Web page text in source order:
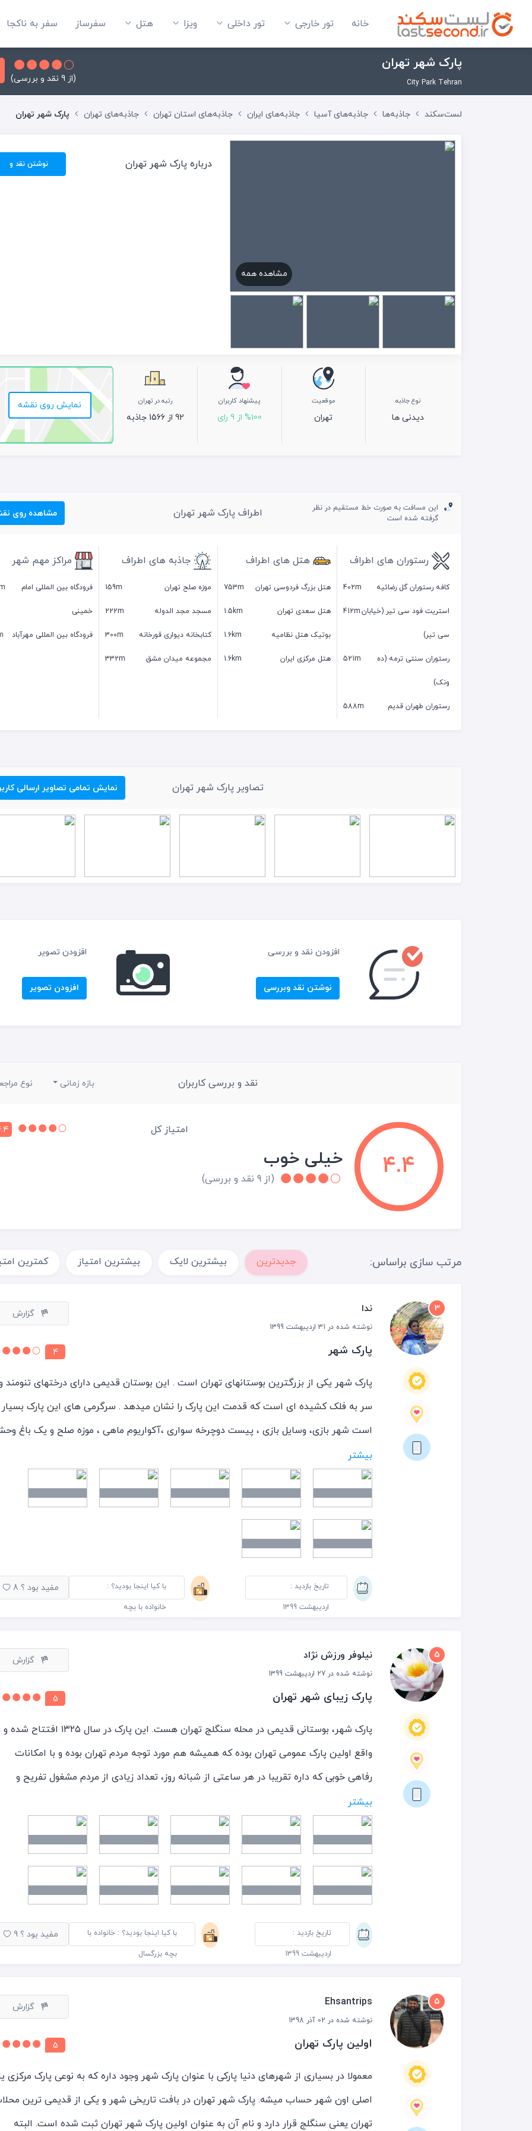
خانه تور خارجی تور داخلی ویزا هتل‌ سفرساز سفر به ناکجا
پارک شهر تهران
City Park Tehran (از 9 نقد و بررسی)
لست‌سکند جاذبه‌ها جاذبه‌های آسیا جاذبه‌های ایران جاذبه‌های استان تهران جاذبه‌های تهران پارک شهر تهران
مشاهده همه
درباره پارک شهر تهران
نوشتن نقد و
نوع جاذبه
دیدنی ها
موقعیت
تهران
پیشنهاد کاربران
%100 از 9 رای
رتبه در تهران
92 از 1566 جاذبه
نمایش روی نقشه
این مسافت به صورت خط مستقیم در نظر
گرفته شده است
اطراف پارک شهر تهران مشاهده روی
رستوران های اطراف
کافه رستوران گل رضائیه 402m
استریت فود سی تیر (خیابان
سی تیر)
412m
رستوران سنتی ترمه (ده
ونک)
521m
رستوران طهران قدیم 588m
هتل های اطراف
هتل بزرگ فردوسی تهران 753m
هتل سعدی تهران 1.5km
بوتیک هتل نظامیه 1.6km
هتل مرکزی ایران 1.6km
جاذبه های اطراف
موزه صلح تهران 159m
مسجد مجد الدوله 222m
کتابخانه دیواری قورخانه 300m
مجموعه میدان مشق 332m
مراکز مهم شهر
فرودگاه بین المللی امام
خمینی
فرودگاه بین المللی مهرآباد
تصاویر پارک شهر تهران نمایش تمامی تصاویر ارسالی
افزودن نقد و بررسی
نوشتن نقد وبررسی
افزودن تصویر
افزودن تصویر
نقد و بررسی کاربران بازه زمانی نوع
4.4 خیلی خوب
(از 9 نقد و بررسی)
امتیاز کل
مرتب سازی براساس: جدیدترین بیشترین لایک بیشترین امتیاز کمترین
3 ندا
نوشته شده در 31 اردیبهشت 1399
گزارش
پارک شهر 4
پارک شهر یکی از بزرگترین بوستانهای تهران است . این بوستان قدیمی دارای درختهای تنومند
سر به فلک کشیده ای است که قدمت این پارک را نشان میدهد . سرگرمی های این پارک بسیار
است شهر بازی، وسایل بازی ، پیست دوچرخه سواری ،آکواریوم ماهی ، موزه صلح و یک باغ
کوچک و استخر و در نهایت فضایی بسیار عالی و سرسبز برای پیک نیک است . #پارک_شهر
بیشتر
تاریخ بازدید :
اردیبهشت 1399
با کیا اینجا بودید؟ :
خانواده با بچه
مفید بود ؟ 8
5 نیلوفر ورزش نژاد
نوشته شده در 27 اردیبهشت 1399
گزارش
پارک زیبای شهر تهران 5
پارک شهر، بوستانی قدیمی در محله سنگلج تهران هست. این پارک در سال ۱۳۲۵
واقع اولین پارک عمومی تهران بوده که همیشه هم مورد توجه مردم تهران بوده و با امکانات
رفاهی خوبی که داره تقریبا در هر ساعتی از شبانه روز، تعداد زیادی از مردم مشغول تفریح و
ورزش و مطالعه و وقت گذرونی تو این پارک هستن. پارک شهر مجموعه ای از فضای بازی
وسایل ورزشی، کتابخانه، بخش نگهداری پرندگان، دریاچه مصنوعی و فضای سبز زیبا هست که
نوع سلیقه ای رو راضی نگه میداره. ما چند شب پیش، با رعایت نکات ایمنی در دوران کرونا!! به
این پارک رفتیم. با توجه به فضای بزرگ پارک، مشکلی از نظر رعایت فاصله اجتماعی وجود
و با توجه به تعطیلی ادارات و سازمانهای اطراف پارک در شب، جای پارک هم به راحتی گیر
عطر گل های یاس که تقریبا همه جای پارک کاشته شده بود، عالی بود. دیدن سرسبزی درختان
قدیمی پارک و فضای زیبای استخرها، کلی حس خوب بهمون داد. پیشنهاد میکنم حتما از این
بیشتر
تاریخ بازدید :
اردیبهشت 1399
با کیا اینجا بودید؟ : خانواده با
بچه بزرگسال
مفید بود ؟9
5
Ehsantrips
نوشته شده در 02 آذر 1398
گزارش
اولین پارک تهران 5
معمولا در بسیاری از شهرهای دنیا پارکی با عنوان پارک شهر وجود داره که به نوعی پارک مرکزی
اصلی اون شهر حساب میشه. پارک شهر تهران در بافت تاریخی شهر و یکی از قدیمی ترین
تهران یعنی سنگلج قرار دارد و نام آن به عنوان اولین پارک شهر تهران ثبت شده است. البته